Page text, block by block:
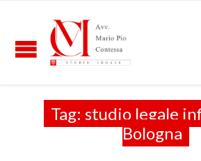
Tag: studio legale
Bologna